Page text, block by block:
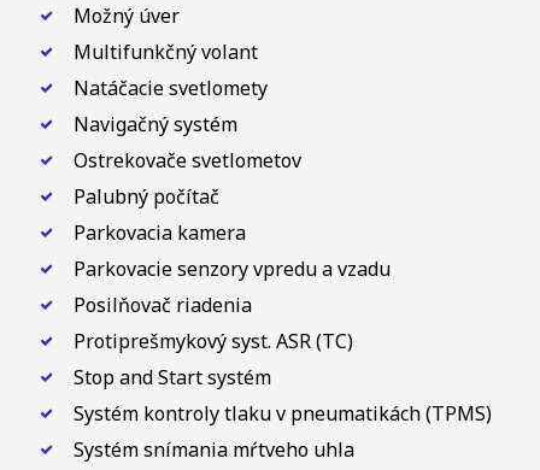
Možný úver
Multifunkčný volant
Natáčacie svetlomety
Navigačný systém
Ostrekovače svetlometov
Palubný počítač
Parkovacia kamera
Parkovacie senzory vpredu a vzadu
Posilňovač riadenia
Protiprešmykový syst. ASR (TC)
Stop and Start systém
Systém kontroly tlaku v pneumatikách (TPMS)
Systém snímania mŕtveho uhla